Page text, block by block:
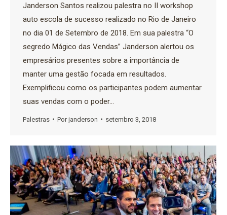
Janderson Santos realizou palestra no II workshop
auto escola de sucesso realizado no Rio de Janeiro
no dia 01 de Setembro de 2018. Em sua palestra “O
segredo Mágico das Vendas” Janderson alertou os
empresários presentes sobre a importância de
manter uma gestão focada em resultados.
Exemplificou como os participantes podem aumentar
suas vendas com o poder…
Palestras Porjanderson setembro 3, 2018